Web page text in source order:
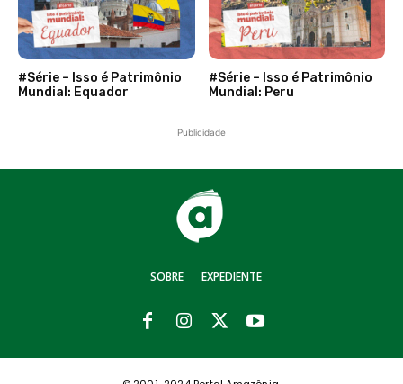
#Série – Isso é Patrimônio
Mundial: Equador
#Série – Isso é Patrimônio
Mundial: Peru
Publicidade
SOBRE EXPEDIENTE